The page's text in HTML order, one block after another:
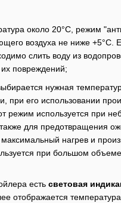
около 20°С, режим
воздуха не ниже +5°С.
слить воду из
повреждений;
нужная
при его использовании
режим используется при
для предотвращения
нагрев и
при большом
есть световая
отображается